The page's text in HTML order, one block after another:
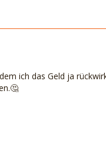
ich das Geld ja